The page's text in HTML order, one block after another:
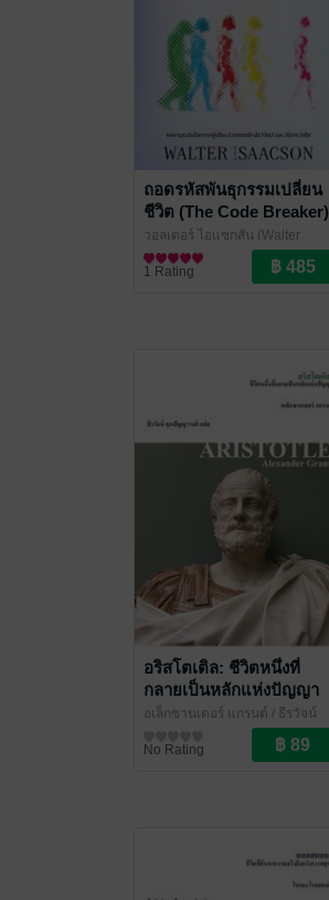
ถอดรหัสพันธุกรรมเปลี่ยน
ชีวิต (The Code Breaker)
วอลเตอร์ ไอแซกสัน (Walter
Isaacson)/ Biblio
ชีวประวัติ
1 Rating
อริสโตเติล: ชีวิตหนึ่งที่
กลายเป็นหลักแห่งปัญญา
(Aristotle)
อเล็กซานเดอร์ แกรนต์ / ธีรวัจน์
/ ไศเลนทร์
No Rating